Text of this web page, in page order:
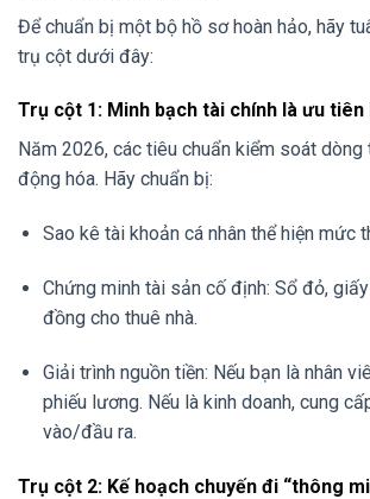
Để chuẩn bị một bộ hồ sơ hoàn hảo, hãy
trụ cột dưới đây:
Trụ cột 1: Minh bạch tài chính là ưu tiên
Năm 2026, các tiêu chuẩn kiểm soát
động hóa. Hãy chuẩn bị:
Sao kê tài khoản cá nhân thể hiện mức
Chứng minh tài sản cố định: Sổ đỏ,
đồng cho thuê nhà.
Giải trình nguồn tiền: Nếu bạn là nhân
phiếu lương. Nếu là kinh doanh, cung
vào/đầu ra.
Trụ cột 2: Kế hoạch chuyến đi “thông